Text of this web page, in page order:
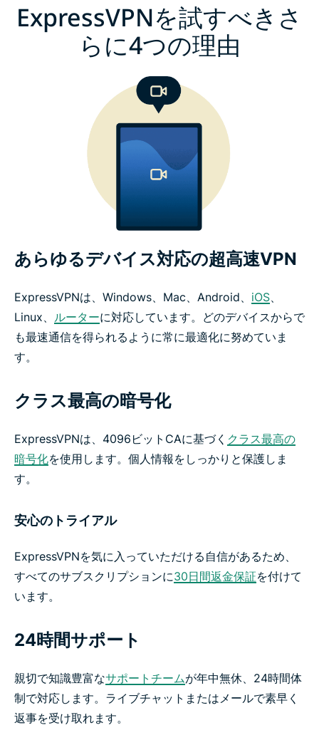
ExpressVPNを試すべきさ
らに4つの理由
あらゆるデバイス対応の超高速VPN
ExpressVPNは、Windows、Mac、Android、 iOS
Linux、 ルーターに対応しています。どのデバイスからで
も最速通信を得られるように常に最適化に努めていま
す。
クラス最高の暗号化
ExpressVPNは、4096ビットCAに基づく クラス最高の
暗号化を使用します。個人情報をしっかりと保護しま
す。
安心のトライアル
ExpressVPNを気に入っていただける自信があるため、
すべてのサブスクリプションに30日間返金保証を付けて
います。
24時間サポート
親切で知識豊富なサポートチームが年中無休、24時間体
制で対応します。ライブチャットまたはメールで素早く
返事を受け取れます。